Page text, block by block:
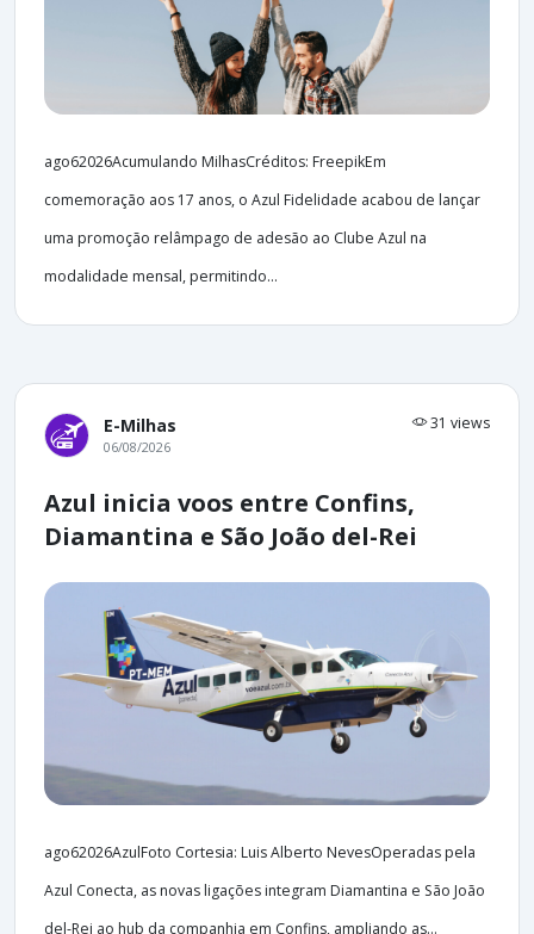
ago62026Acumulando MilhasCréditos: FreepikEm
comemoração aos 17 anos, o Azul Fidelidade acabou de lançar
uma promoção relâmpago de adesão ao Clube Azul na
modalidade mensal, permitindo...
E-Milhas 31 views
06/08/2026
Azul inicia voos entre Confins,
Diamantina e São João del-Rei
ago62026AzulFoto Cortesia: Luis Alberto NevesOperadas pela
Azul Conecta, as novas ligações integram Diamantina e São João
del-Rei ao hub da companhia em Confins, ampliando as...